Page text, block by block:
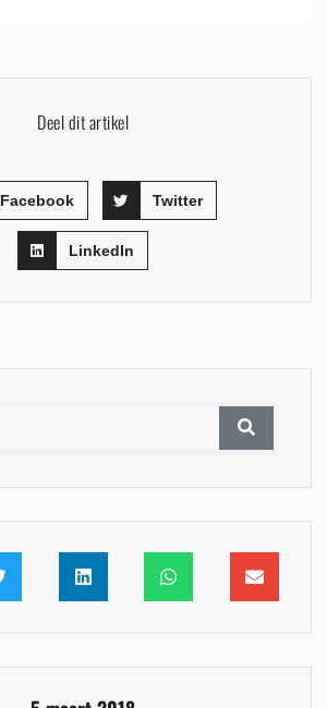
Deel dit artikel
Facebook Twitter
LinkedIn